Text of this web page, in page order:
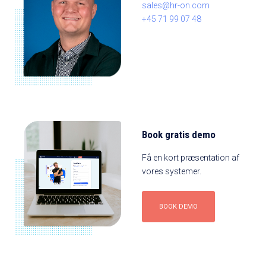
sales@hr-on.com
+45 71 99 07 48
Book gratis demo
Få en kort præsentation af
vores systemer.
BOOK DEMO